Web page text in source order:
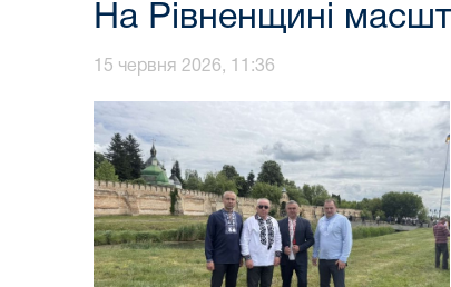
На Рівненщині
15 червня 2026, 11:36